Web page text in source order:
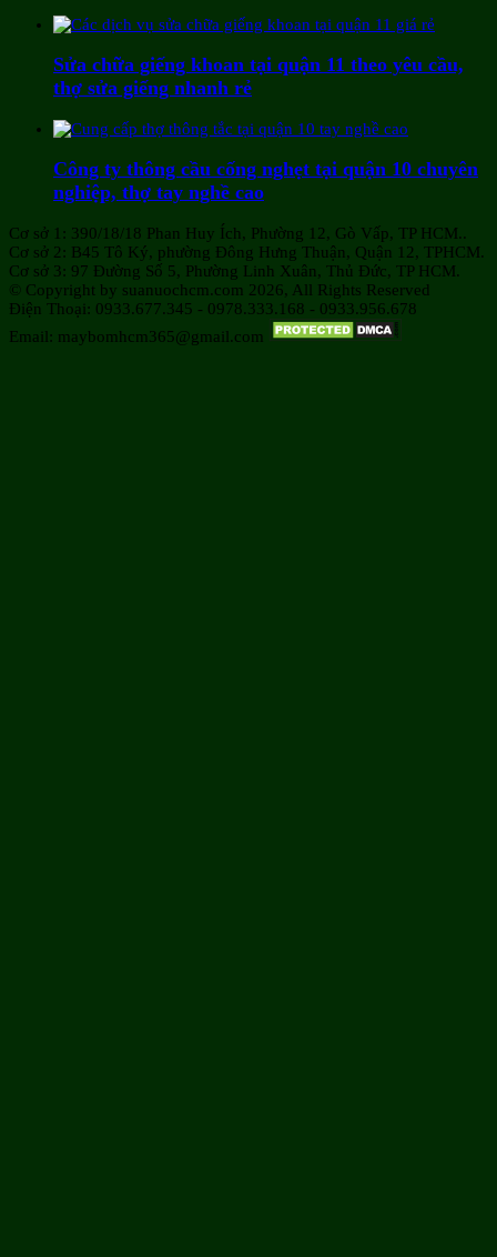
Sửa chữa giếng khoan tại quận 11 theo yêu cầu,
thợ sửa giếng nhanh rẻ
Công ty thông cầu cống nghẹt tại quận 10 chuyên
nghiệp, thợ tay nghề cao
Cơ sở 1: 390/18/18 Phan Huy Ích, Phường 12, Gò Vấp, TP HCM..
Cơ sở 2: B45 Tô Ký, phường Đông Hưng Thuận, Quận 12, TPHCM.
Cơ sở 3: 97 Đường Số 5, Phường Linh Xuân, Thủ Đức, TP HCM.
© Copyright by suanuochcm.com 2026, All Rights Reserved
Điện Thoại: 0933.677.345 - 0978.333.168 - 0933.956.678
Email: maybomhcm365@gmail.com